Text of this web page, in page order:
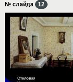
№ слайда 12